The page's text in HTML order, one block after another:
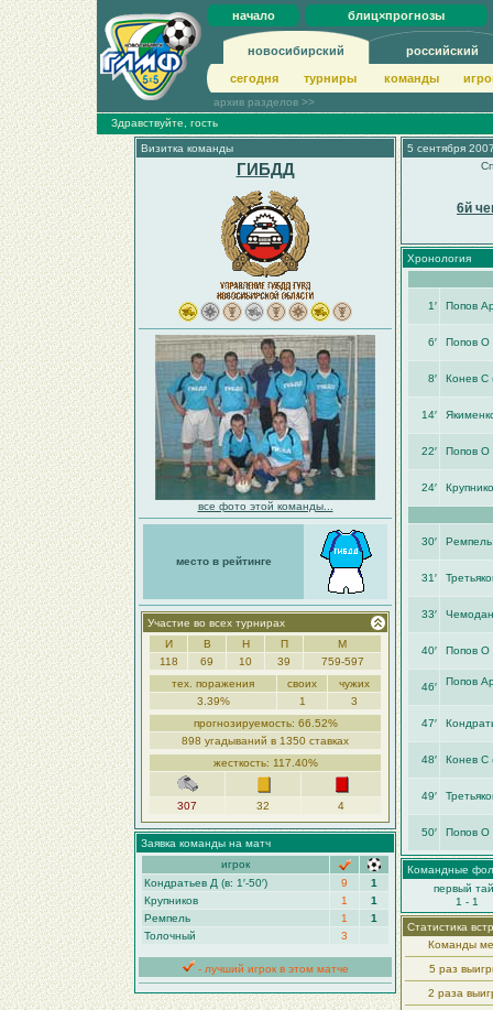
начало блиц×прогнозы
новосибирский российский
сегодня турниры команды
архив разделов >>
Здравствуйте, гость
Визитка команды
ГИБДД
все фото этой команды...
место в рейтинге
Участие во всех турнирах
И
В Н П
М
118
69 10 39
759-597
тех. поражения
своих
чужих
3.39%
1
3
прогнозируемость: 66.52%
898 угадываний в 1350 ставках
жесткость: 117.40%
307 32 4
Заявка команды на матч
игрок
Кондратьев Д (в: 1′-50′)
9
1
Крупников
1
1
Ремпель
1
1
Толочный
3
- лучший игрок в этом матче
5 сентября
6й
Хронология
1′ Попoв
6′ Попов О
8′ Конев С
14′
22′ Попов О
24′
30′ Ремпель
31′
33′
40′ Попов О
46′ Попoв
47′
48′ Конев С
49′
50′ Попов О
Командные
первый
1 - 1
Статистика
Команды
5 раз
2 раза